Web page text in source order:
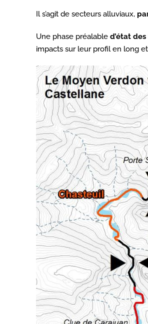
Il s’agit de secteurs alluviaux,
Une phase préalable d’état
impacts sur leur profil en long